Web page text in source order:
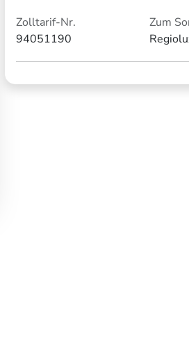
Zolltarif-Nr.
94051190
Zum